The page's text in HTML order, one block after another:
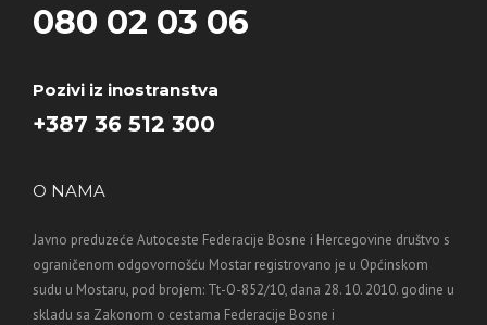
080 02 03 06
Pozivi iz inostranstva
+387 36 512 300
O NAMA
Javno preduzeće Autoceste Federacije Bosne i Hercegovine društvo s
ograničenom odgovornošću Mostar registrovano je u Općinskom
sudu u Mostaru, pod brojem: Tt-O-852/10, dana 28. 10. 2010. godine u
skladu sa Zakonom o cestama Federacije Bosne i